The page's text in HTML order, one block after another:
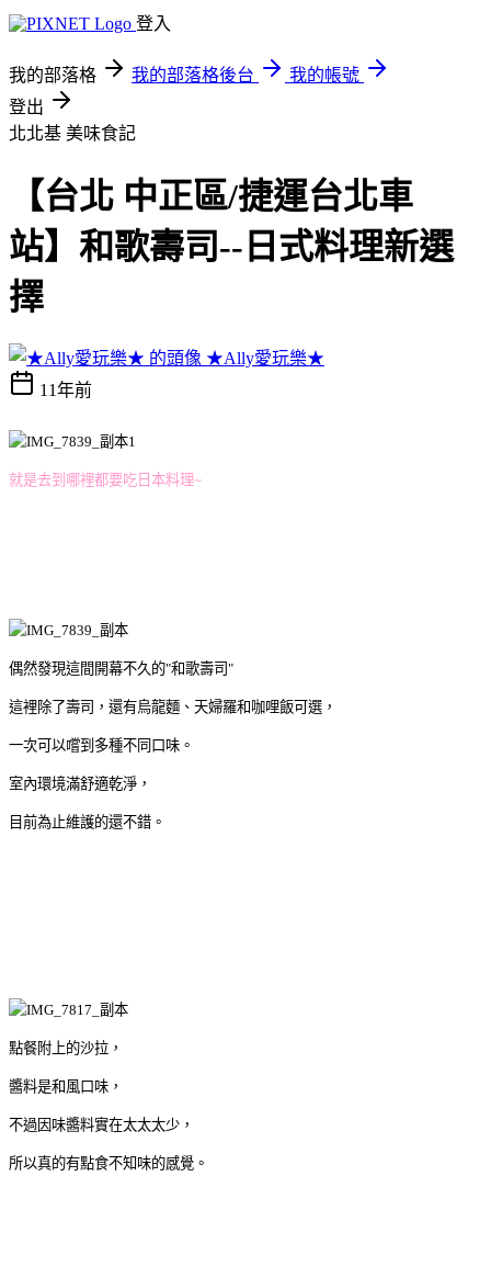
登入
我的部落格 我的部落格後台
我的帳號
登出
北北基 美味食記
【台北 中正區/捷運台北車
站】和歌壽司--日式料理新選
擇
★Ally愛玩樂★
11年前
就是去到哪裡都要吃日本料理~
偶然發現這間開幕不久的"和歌壽司"
這裡除了壽司，還有烏龍麵、天婦羅和咖哩飯可選，
一次可以嚐到多種不同口味。
室內環境滿舒適乾淨，
目前為止維護的還不錯。
點餐附上的沙拉，
醬料是和風口味，
不過因味醬料實在太太太少，
所以真的有點食不知味的感覺。